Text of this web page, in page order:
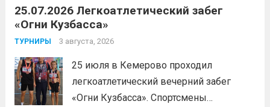
25.07.2026 Легкоатлетический забег
«Огни Кузбасса»
ТУРНИРЫ 3 августа, 2026
25 июля в Кемерово проходил
легкоатлетический вечерний забег
«Огни Кузбасса». Спортсмены